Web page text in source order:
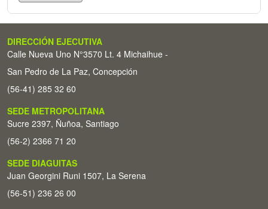
DIRECCIÓN EJECUTIVA
Calle Nueva Uno N°3570 Lt. 4 Michaihue -
San Pedro de La Paz, Concepción
(56-41) 285 32 60
SEDE METROPOLITANA
Sucre 2397, Ñuñoa, Santiago
(56-2) 2366 71 20
SEDE DIAGUITAS
Juan Georgini Runi 1507, La Serena
(56-51) 236 26 00